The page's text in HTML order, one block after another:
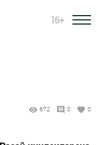
16+
672 0 0